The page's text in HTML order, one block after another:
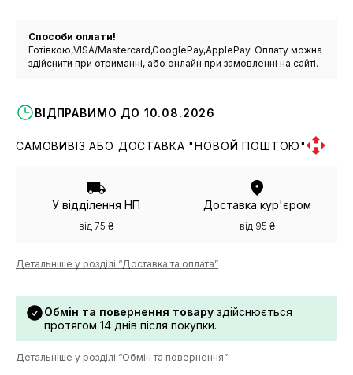
Способи оплати!
Готівкою,VISA/Mastercard,GooglePay,ApplePay. Оплату можна
здійснити при отриманні, або онлайн при замовленні на сайті.
ВІДПРАВИМО ДО 10.08.2026
САМОВИВІЗ АБО ДОСТАВКА "НОВОЙ ПОШТОЮ"
У відділення НП
від 75 ₴
Доставка кур'єром
від 95 ₴
Детальніше у розділі “Доставка та оплата”
Обмін та повернення товару здійснюється
протягом 14 днів після покупки.
Детальніше у розділі “Обмін та повернення”